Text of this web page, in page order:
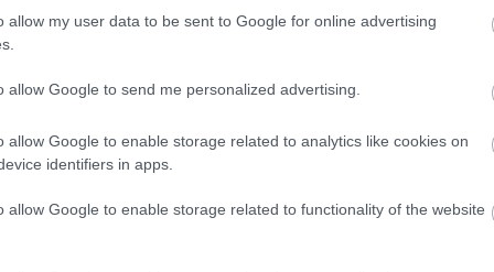
allow my user data to be sent to Google for online advertising
allow Google to send me personalized advertising.
allow Google to enable storage related to analytics like cookies on
identifiers in apps.
allow Google to enable storage related to functionality of the website
bánja.
továbbra is maradnak az árpádsávos
ki is tiltakozott az árpádsávos zászlók használata ellen?
Juhász Dósa